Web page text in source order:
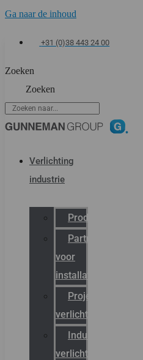
Ga naar de inhoud
+31 (0)38 443 24 00
Zoeken
Zoeken
Verlichting
industrie
Productcatalogus
Partner
voor
installateurs
Projectreferenties
verlichting
Industriële
verlichting